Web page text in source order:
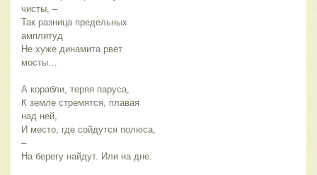
чисты, –
Так разница предельных
амплитуд
Не хуже динамита рвёт
мосты…
А корабли, теряя паруса,
К земле стремятся, плавая
над ней,
И место, где сойдутся полюса,
–
На берегу найдут. Или на дне.